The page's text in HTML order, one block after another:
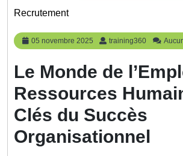
Recrutement
05 novembre 2025
05
novembre
training360
Le Monde de
Ressources
Clés du Succès
Organisationnel